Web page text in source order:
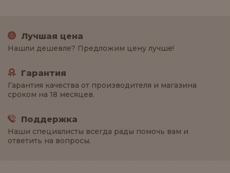
Лучшая цена
Нашли дешевле? Предложим цену лучше!
Гарантия
Гарантия качества от производителя и магазина
сроком на 18 месяцев.
Поддержка
Наши специалисты всегда рады помочь вам и
ответить на вопросы.